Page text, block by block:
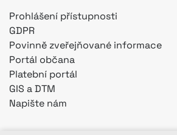
Prohlášení přístupnosti
GDPR
Povinně zveřejňované informace
Portál občana
Platební portál
GIS a DTM
Napište nám